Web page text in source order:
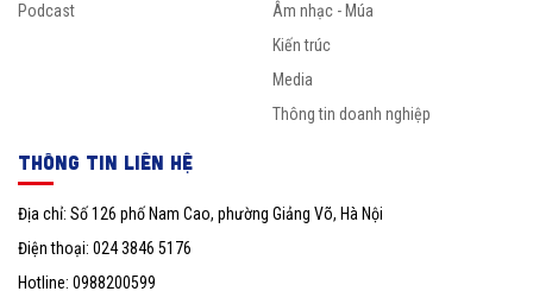
Podcast
Âm nhạc - Múa
Kiến trúc
Media
Thông tin doanh nghiệp
THÔNG TIN LIÊN HỆ
Địa chỉ: Số 126 phố Nam Cao, phường Giảng Võ, Hà Nội
Điện thoại: 024 3846 5176
Hotline: 0988200599